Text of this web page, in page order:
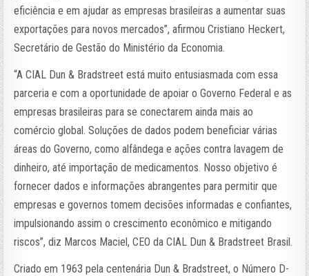
eficiência e em ajudar as empresas brasileiras a aumentar suas
exportações para novos mercados”, afirmou Cristiano Heckert,
Secretário de Gestão do Ministério da Economia.
“A CIAL Dun & Bradstreet está muito entusiasmada com essa
parceria e com a oportunidade de apoiar o Governo Federal e as
empresas brasileiras para se conectarem ainda mais ao
comércio global. Soluções de dados podem beneficiar várias
áreas do Governo, como alfândega e ações contra lavagem de
dinheiro, até importação de medicamentos. Nosso objetivo é
fornecer dados e informações abrangentes para permitir que
empresas e governos tomem decisões informadas e confiantes,
impulsionando assim o crescimento econômico e mitigando
riscos”, diz Marcos Maciel, CEO da CIAL Dun & Bradstreet Brasil.
Criado em 1963 pela centenária Dun & Bradstreet, o Número D-